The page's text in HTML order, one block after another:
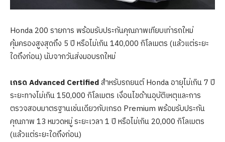
Honda 200 รายการ พร้อมรับประกันคุณภาพเทียบเท่ารถใหม่
คุ้มครองสูงสุดถึง 5 ปี หรือไม่เกิน 140,000 กิโลเมตร (แล้วแต่ระยะ
ใดถึงก่อน) นับจากวันส่งมอบรถใหม่
เกรด Advanced Certifiedสำหรับรถยนต์ Honda อายุไม่เกิน 7 ปี
ระยะทางไม่เกิน 150,000 กิโลเมตร เงื่อนไขด้านอุบัติเหตุและการ
ตรวจสอบมาตรฐานเช่นเดียวกับเกรด Premium พร้อมรับประกัน
คุณภาพ 13 หมวดหมู่ ระยะเวลา 1 ปี หรือไม่เกิน 20,000 กิโลเมตร
(แล้วแต่ระยะใดถึงก่อน)